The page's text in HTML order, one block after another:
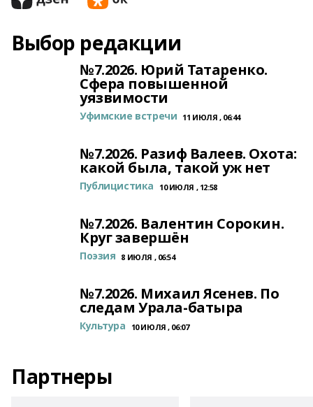
Выбор редакции
№7.2026. Юрий Татаренко.
Сфера повышенной
уязвимости
Уфимские встречи 11 ИЮЛЯ , 06:44
№7.2026. Разиф Валеев. Охота:
какой была, такой уж нет
Публицистика 10 ИЮЛЯ , 12:58
№7.2026. Валентин Сорокин.
Круг завершён
Поэзия 8 ИЮЛЯ , 06:54
№7.2026. Михаил Ясенев. По
следам Урала-батыра
Культура 10 ИЮЛЯ , 06:07
Партнеры